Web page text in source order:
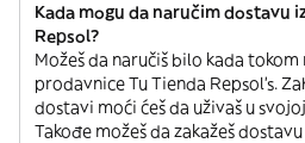
Kada mogu da naručim dostavu
Repsol?
Možeš da naručiš bilo kada
prodavnice Tu Tienda Repsol’s.
dostavi moći ćeš da uživaš u
Takođe možeš da zakažeš